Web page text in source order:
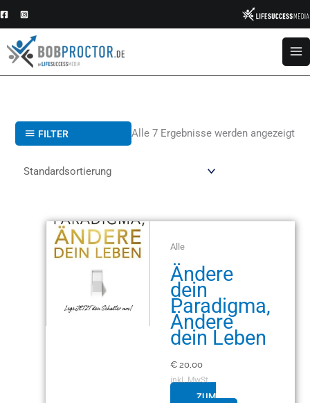
Inhalt
springen
FILTER Alle 7 Ergebnisse werden angezeigt
Alle
Ändere
dein
Paradigma,
Ändere
dein Leben
€20,00
inkl. MwSt.
ZUM